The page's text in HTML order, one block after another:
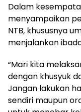
Dalam
menyampaikan
NTB, khususnya
menjalankan
“Mari kita
dengan khusyuk
Jangan lakukan
sendiri maupun